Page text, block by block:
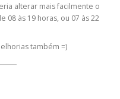
alterar mais facilmente o
08 às 19 horas, ou 07 às 22
também =)